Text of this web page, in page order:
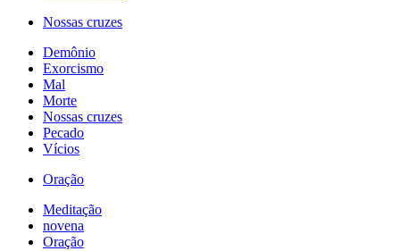
Nossas cruzes
Demônio
Exorcismo
Mal
Morte
Nossas cruzes
Pecado
Vícios
Oração
Meditação
novena
Oração